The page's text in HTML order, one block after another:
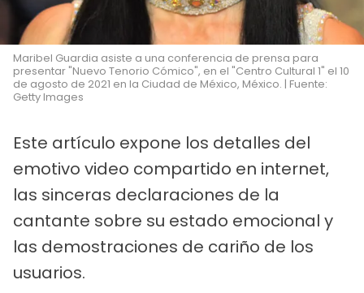
Maribel Guardia asiste a una conferencia de prensa para
presentar "Nuevo Tenorio Cómico", en el "Centro Cultural 1" el 10
de agosto de 2021 en la Ciudad de México, México. | Fuente:
Getty Images
Este artículo expone los detalles del
emotivo video compartido en internet,
las sinceras declaraciones de la
cantante sobre su estado emocional y
las demostraciones de cariño de los
usuarios.